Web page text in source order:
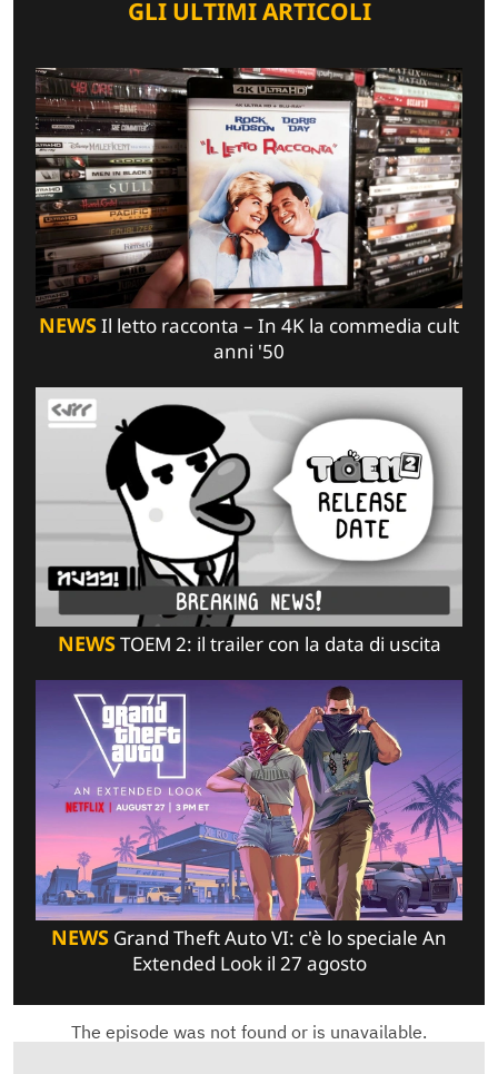
GLI ULTIMI ARTICOLI
NEWSIl letto racconta – In 4K la commedia cult
anni '50
NEWSTOEM 2: il trailer con la data di uscita
NEWS Grand Theft Auto VI: c'è lo speciale An
Extended Look il 27 agosto